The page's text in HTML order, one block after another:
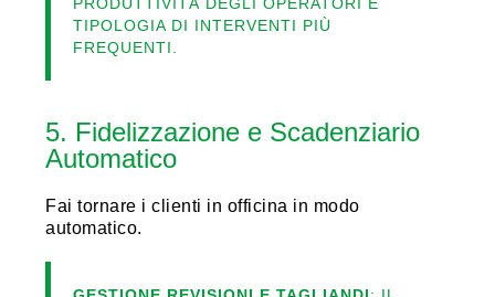
TIPOLOGIA DI INTERVENTI PIÙ
FREQUENTI.
5. Fidelizzazione e Scadenziario
Automatico
Fai tornare i clienti in officina in modo
automatico.